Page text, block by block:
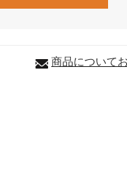
商品について